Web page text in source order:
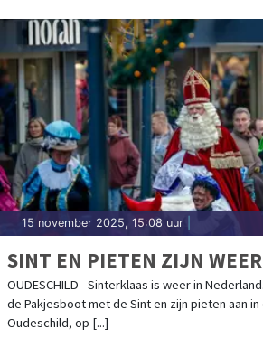
15 november 2025, 15:08 uur
SINT EN PIETEN ZIJN
OUDESCHILD - Sinterklaas is weer in
de Pakjesboot met de Sint en zijn pieten aan in
Oudeschild, op [...]